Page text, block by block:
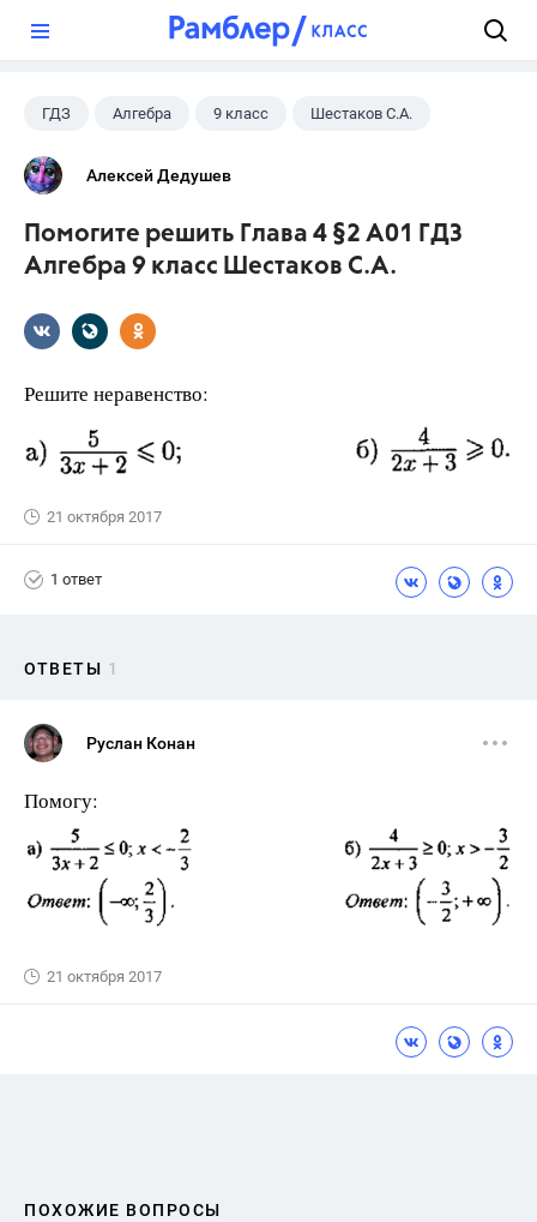
ГДЗ Алгебра 9 класс Шестаков С.А.
Алексей Дедушев
Помогите решить Глава 4 §2 А01 ГДЗ
Алгебра 9 класс Шестаков С.А.
Решите неравенство:
21 октября 2017
1 ответ
ОТВЕТЫ 1
Руслан Конан
Помогу:
21 октября 2017
ПОХОЖИЕ ВОПРОСЫ